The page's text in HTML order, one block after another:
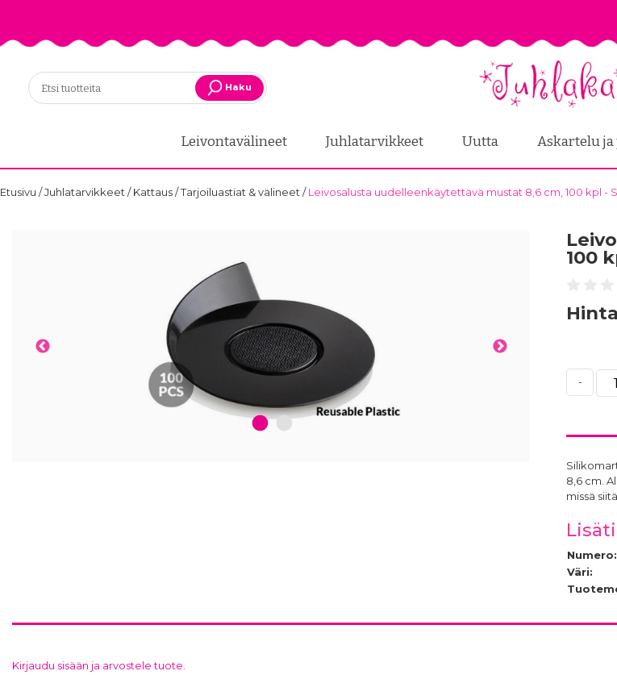
Haku
Leivontavälineet Juhlatarvikkeet Uutta Askartelu
Etusivu /Juhlatarvikkeet /Kattaus/Tarjoiluastiat & välineet /Leivosalusta uudelleenkäytettävä mustat 8,6 cm, 100 kpl -
1 2
100
-
8,6 cm.
missä
Numero:
Väri:
Kirjaudu sisään ja arvostele tuote.